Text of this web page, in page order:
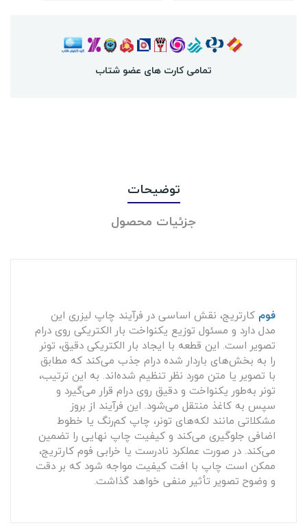
تمامی کارت های عضو شتاب
توضیحات
جزئیات محصول
فوم کارتریج، نقش اساسی در فرآیند چاپ لیزری این
مدل دارد و مسئول توزیع یکنواخت بار الکتریکی روی درام
تصویر است. این قطعه با ایجاد بار الکتریکی دقیق، تونر
را به بخش‌های باردار شده درام جذب می‌کند که مطابق
با تصویر یا متن مورد نظر تنظیم شده‌اند. به این ترتیب،
تونر به‌طور یکنواخت و دقیق روی درام قرار می‌گیرد و
سپس به کاغذ منتقل می‌شود. این فرآیند از بروز
مشکلاتی مانند لکه‌های تونر، چاپ کم‌رنگ یا خطوط
اضافی جلوگیری می‌کند و کیفیت چاپ نهایی را تضمین
می‌کند. در صورت عملکرد نادرست یا خرابی فوم کارتریج،
ممکن است چاپ با افت کیفیت مواجه شود که بر دقت
و وضوح تصویر تأثیر منفی خواهد گذاشت.